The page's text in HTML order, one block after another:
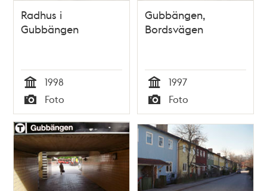
Radhus i
Gubbängen
Tid
1998
Typ
Foto
Gubbängen,
Bordsvägen
Tid
1997
Typ
Foto